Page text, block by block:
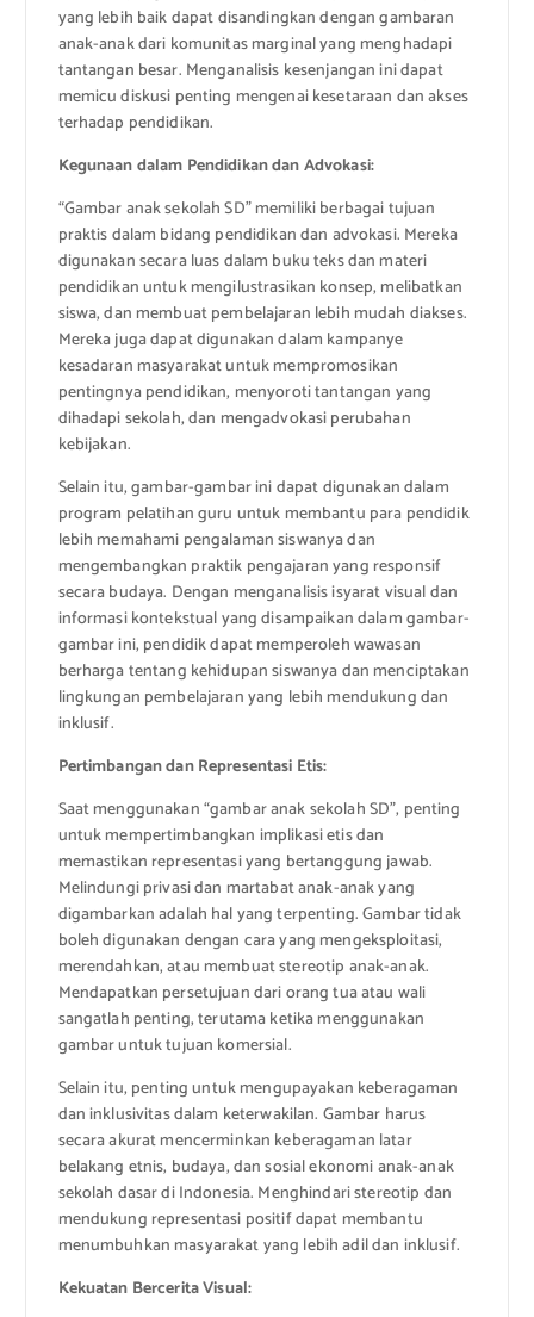
yang lebih baik dapat disandingkan dengan gambaran
anak-anak dari komunitas marginal yang menghadapi
tantangan besar. Menganalisis kesenjangan ini dapat
memicu diskusi penting mengenai kesetaraan dan akses
terhadap pendidikan.
Kegunaan dalam Pendidikan dan Advokasi:
“Gambar anak sekolah SD” memiliki berbagai tujuan
praktis dalam bidang pendidikan dan advokasi. Mereka
digunakan secara luas dalam buku teks dan materi
pendidikan untuk mengilustrasikan konsep, melibatkan
siswa, dan membuat pembelajaran lebih mudah diakses.
Mereka juga dapat digunakan dalam kampanye
kesadaran masyarakat untuk mempromosikan
pentingnya pendidikan, menyoroti tantangan yang
dihadapi sekolah, dan mengadvokasi perubahan
kebijakan.
Selain itu, gambar-gambar ini dapat digunakan dalam
program pelatihan guru untuk membantu para pendidik
lebih memahami pengalaman siswanya dan
mengembangkan praktik pengajaran yang responsif
secara budaya. Dengan menganalisis isyarat visual dan
informasi kontekstual yang disampaikan dalam gambar-
gambar ini, pendidik dapat memperoleh wawasan
berharga tentang kehidupan siswanya dan menciptakan
lingkungan pembelajaran yang lebih mendukung dan
inklusif.
Pertimbangan dan Representasi Etis:
Saat menggunakan “gambar anak sekolah SD”, penting
untuk mempertimbangkan implikasi etis dan
memastikan representasi yang bertanggung jawab.
Melindungi privasi dan martabat anak-anak yang
digambarkan adalah hal yang terpenting. Gambar tidak
boleh digunakan dengan cara yang mengeksploitasi,
merendahkan, atau membuat stereotip anak-anak.
Mendapatkan persetujuan dari orang tua atau wali
sangatlah penting, terutama ketika menggunakan
gambar untuk tujuan komersial.
Selain itu, penting untuk mengupayakan keberagaman
dan inklusivitas dalam keterwakilan. Gambar harus
secara akurat mencerminkan keberagaman latar
belakang etnis, budaya, dan sosial ekonomi anak-anak
sekolah dasar di Indonesia. Menghindari stereotip dan
mendukung representasi positif dapat membantu
menumbuhkan masyarakat yang lebih adil dan inklusif.
Kekuatan Bercerita Visual: